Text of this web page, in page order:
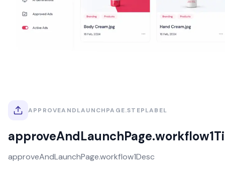
APPROVEANDLAUNCHPAGE.STEPLABEL
approveAndLaunchPage.workflow1Desc